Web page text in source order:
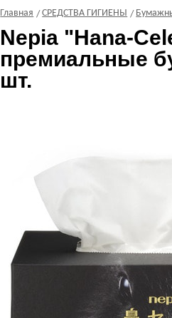
Главная СРЕДСТВА ГИГИЕНЫ
Nepia "Hana-
премиальные
шт.